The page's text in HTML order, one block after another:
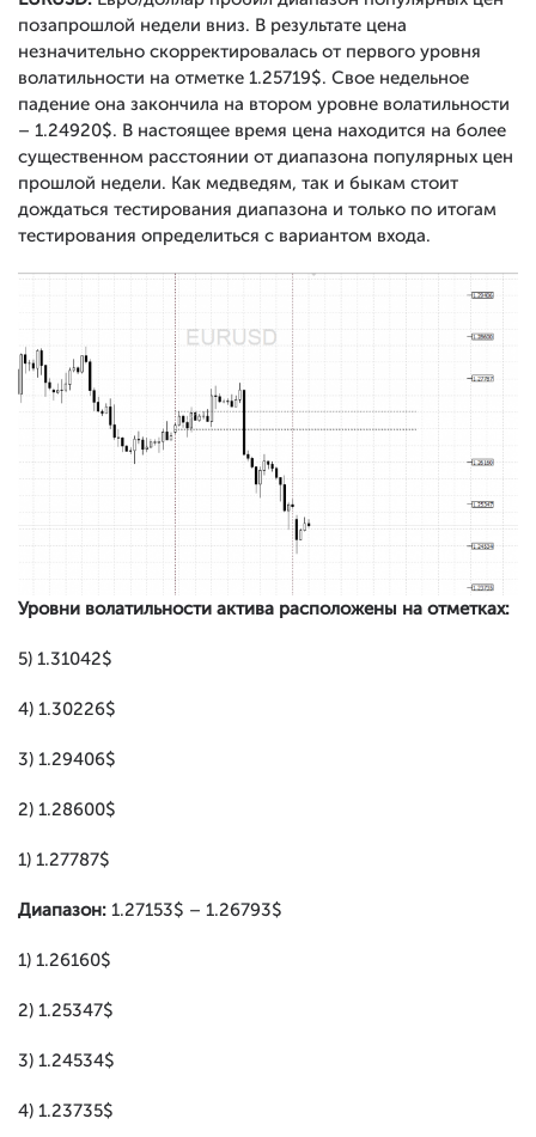
позапрошлой недели вниз. В результате цена
незначительно скорректировалась от первого уровня
волатильности на отметке 1.25719$. Свое недельное
падение она закончила на втором уровне волатильности
– 1.24920$. В настоящее время цена находится на более
существенном расстоянии от диапазона популярных цен
прошлой недели. Как медведям, так и быкам стоит
дождаться тестирования диапазона и только по итогам
тестирования определиться с вариантом входа.
Уровни волатильности актива расположены на отметках:
5) 1.31042$
4) 1.30226$
3) 1.29406$
2) 1.28600$
1) 1.27787$
Диапазон: 1.27153$ – 1.26793$
1) 1.26160$
2) 1.25347$
3) 1.24534$
4) 1.23735$